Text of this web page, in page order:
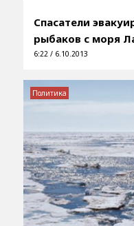
Спасатели
рыбаков с моря
6:22 / 6.10.2013
Политика